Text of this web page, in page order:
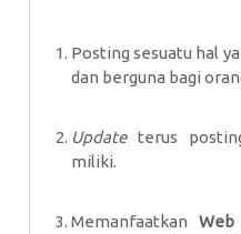
Posting sesuatu hal
dan berguna bagi
Updateterus
miliki.
Memanfaatkan